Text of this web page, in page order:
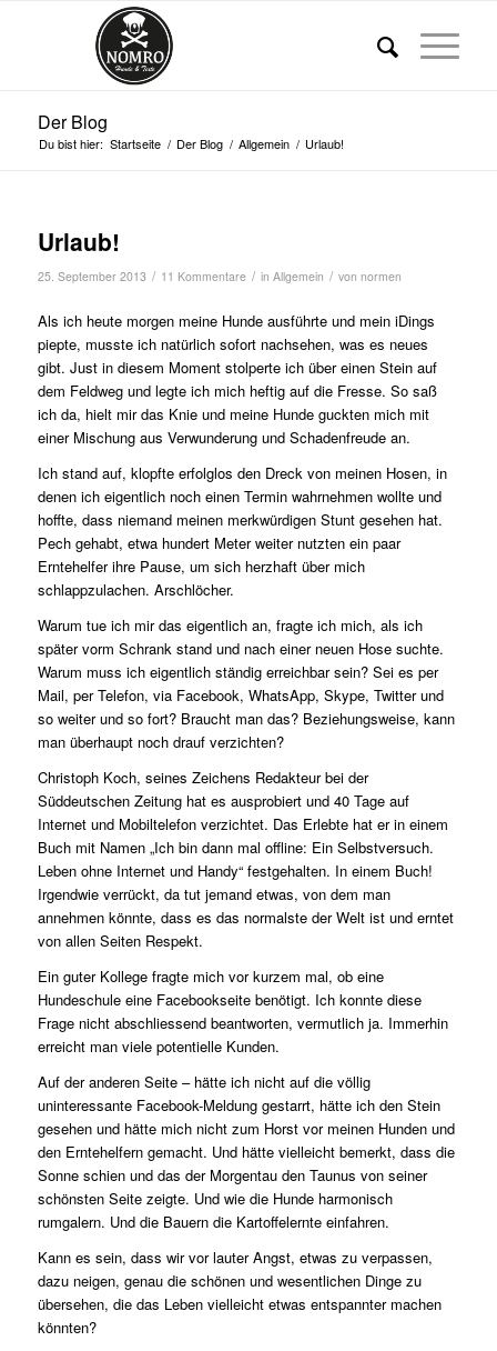
Der Blog
Du bist hier: Startseite / Der Blog / Allgemein / Urlaub!
Urlaub!
25. September 2013 / 11 Kommentare / in Allgemein / von normen
Als ich heute morgen meine Hunde ausführte und mein iDings
piepte, musste ich natürlich sofort nachsehen, was es neues
gibt. Just in diesem Moment stolperte ich über einen Stein auf
dem Feldweg und legte ich mich heftig auf die Fresse. So saß
ich da, hielt mir das Knie und meine Hunde guckten mich mit
einer Mischung aus Verwunderung und Schadenfreude an.
Ich stand auf, klopfte erfolglos den Dreck von meinen Hosen, in
denen ich eigentlich noch einen Termin wahrnehmen wollte und
hoffte, dass niemand meinen merkwürdigen Stunt gesehen hat.
Pech gehabt, etwa hundert Meter weiter nutzten ein paar
Erntehelfer ihre Pause, um sich herzhaft über mich
schlappzulachen. Arschlöcher.
Warum tue ich mir das eigentlich an, fragte ich mich, als ich
später vorm Schrank stand und nach einer neuen Hose suchte.
Warum muss ich eigentlich ständig erreichbar sein? Sei es per
Mail, per Telefon, via Facebook, WhatsApp, Skype, Twitter und
so weiter und so fort? Braucht man das? Beziehungsweise, kann
man überhaupt noch drauf verzichten?
Christoph Koch, seines Zeichens Redakteur bei der
Süddeutschen Zeitung hat es ausprobiert und 40 Tage auf
Internet und Mobiltelefon verzichtet. Das Erlebte hat er in einem
Buch mit Namen „Ich bin dann mal offline: Ein Selbstversuch.
Leben ohne Internet und Handy“ festgehalten. In einem Buch!
Irgendwie verrückt, da tut jemand etwas, von dem man
annehmen könnte, dass es das normalste der Welt ist und erntet
von allen Seiten Respekt.
Ein guter Kollege fragte mich vor kurzem mal, ob eine
Hundeschule eine Facebookseite benötigt. Ich konnte diese
Frage nicht abschliessend beantworten, vermutlich ja. Immerhin
erreicht man viele potentielle Kunden.
Auf der anderen Seite – hätte ich nicht auf die völlig
uninteressante Facebook-Meldung gestarrt, hätte ich den Stein
gesehen und hätte mich nicht zum Horst vor meinen Hunden und
den Erntehelfern gemacht. Und hätte vielleicht bemerkt, dass die
Sonne schien und das der Morgentau den Taunus von seiner
schönsten Seite zeigte. Und wie die Hunde harmonisch
rumgalern. Und die Bauern die Kartoffelernte einfahren.
Kann es sein, dass wir vor lauter Angst, etwas zu verpassen,
dazu neigen, genau die schönen und wesentlichen Dinge zu
übersehen, die das Leben vielleicht etwas entspannter machen
könnten?